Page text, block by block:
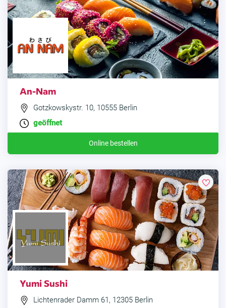
An-Nam
Gotzkowskystr. 10, 10555 Berlin
geöffnet
Online bestellen
Yumi Sushi
Lichtenrader Damm 61, 12305 Berlin